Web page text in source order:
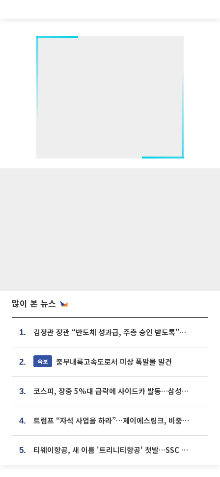
많이 본 뉴스
1. 김정관 장관 “반도체 성과급, 주총 승인 받도록”…상법·자본시장법 개정 시사
2. 속보 중부내륙고속도로서 미상 폭발물 발견
3. 코스피, 장중 5%대 급락에 사이드카 발동…삼성·SK 동반 폭락
4. 트럼프 “자석 사업을 하라”…제이에스링크, 비중국 영구자석 공급망 구축 속도
5. 티웨이항공, 새 이름 '트리니티항공' 첫발…SSC 전략 본격화